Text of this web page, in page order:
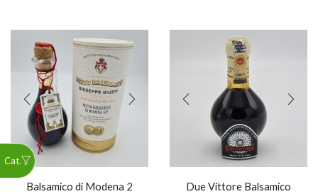
Balsamico di Modena 2
Due Vittore Balsamico